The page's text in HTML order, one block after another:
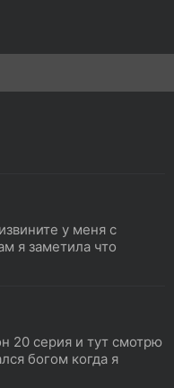
у меня с
я заметила что
20 серия и тут смотрю
богом когда я